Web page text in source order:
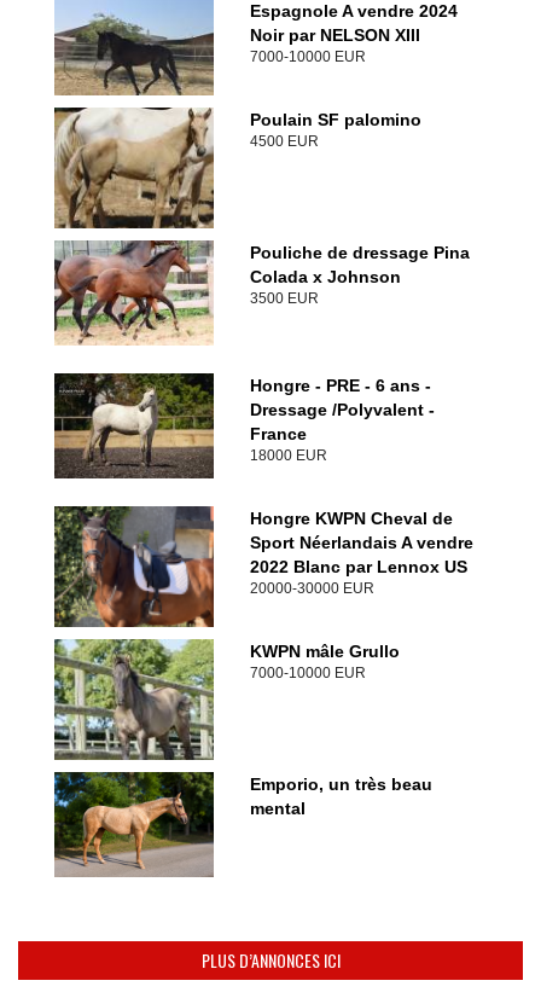
Espagnole A vendre 2024
Noir par NELSON XIII
7000-10000 EUR
Poulain SF palomino
4500 EUR
Pouliche de dressage Pina
Colada x Johnson
3500 EUR
Hongre - PRE - 6 ans -
Dressage /Polyvalent -
France
18000 EUR
Hongre KWPN Cheval de
Sport Néerlandais A vendre
2022 Blanc par Lennox US
20000-30000 EUR
KWPN mâle Grullo
7000-10000 EUR
Emporio, un très beau
mental
PLUS D’ANNONCES ICI